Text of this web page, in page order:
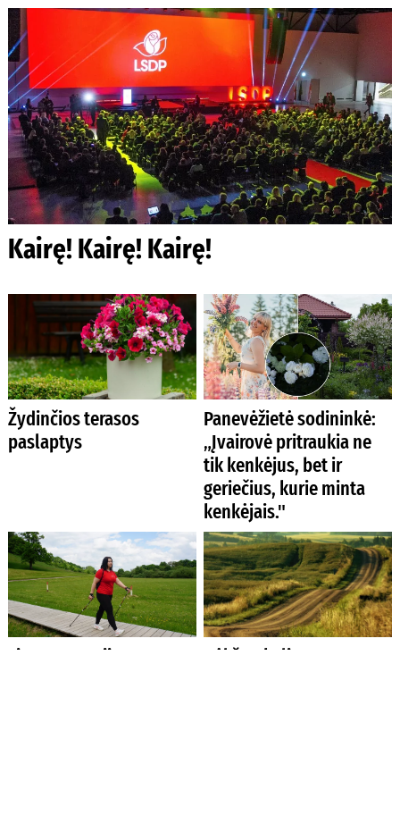
Kairę! Kairę! Kairę!
Žydinčios terasos
paslaptys
Panevėžietė sodininkė:
„Įvairovė pritraukia ne
tik kenkėjus, bet ir
geriečius, kurie minta
kenkėjais."
Ligų prevencija –
Dėl žvyrkelių